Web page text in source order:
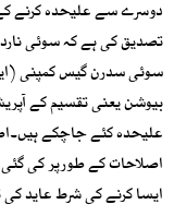
دوسرے سے علیحدہ کرنے
تصدیق کی ہے کہ سوئی
سوئی سدرن گیس کمپنی
بیوشن یعنی تقسیم کے
علیحدہ کئے جاچکے
اصلاحات کے طورپر کی گئی
ایسا کرنے کی شرط عاید